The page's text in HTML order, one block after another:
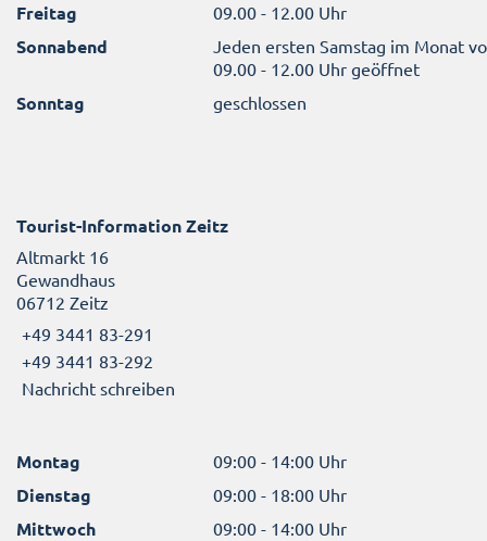
Freitag 09.00 - 12.00 Uhr
Sonnabend
Jeden ersten Samstag im Monat
09.00 - 12.00 Uhr geöffnet
Sonntag geschlossen
Tourist-Information Zeitz
Altmarkt 16
Gewandhaus
06712 Zeitz
+49 3441 83-291
+49 3441 83-292
Nachricht schreiben
Montag 09:00 - 14:00 Uhr
Dienstag 09:00 - 18:00 Uhr
Mittwoch 09:00 - 14:00 Uhr